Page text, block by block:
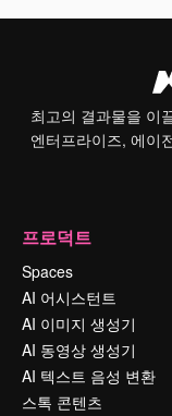
최고의 결과물을 이
엔터프라이즈, 에이
프로덕트
Spaces
AI 어시스턴트
AI 이미지 생성기
AI 동영상 생성기
AI 텍스트 음성 변환
스톡 콘텐츠